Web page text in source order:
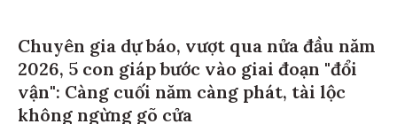
Chuyên gia dự báo, vượt qua nửa đầu năm
2026, 5 con giáp bước vào giai đoạn "đổi
vận": Càng cuối năm càng phát, tài lộc
không ngừng gõ cửa